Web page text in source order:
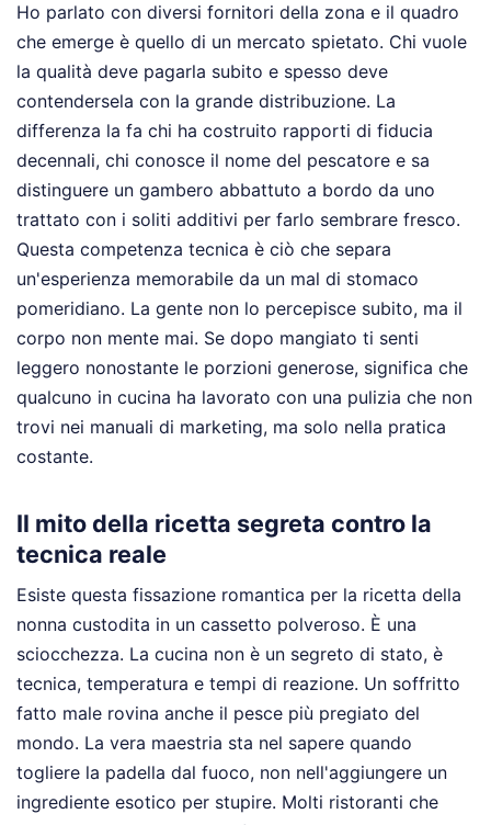
Ho parlato con diversi fornitori della zona e il quadro
che emerge è quello di un mercato spietato. Chi vuole
la qualità deve pagarla subito e spesso deve
contendersela con la grande distribuzione. La
differenza la fa chi ha costruito rapporti di fiducia
decennali, chi conosce il nome del pescatore e sa
distinguere un gambero abbattuto a bordo da uno
trattato con i soliti additivi per farlo sembrare fresco.
Questa competenza tecnica è ciò che separa
un'esperienza memorabile da un mal di stomaco
pomeridiano. La gente non lo percepisce subito, ma il
corpo non mente mai. Se dopo mangiato ti senti
leggero nonostante le porzioni generose, significa che
qualcuno in cucina ha lavorato con una pulizia che non
trovi nei manuali di marketing, ma solo nella pratica
costante.
Il mito della ricetta segreta contro la
tecnica reale
Esiste questa fissazione romantica per la ricetta della
nonna custodita in un cassetto polveroso. È una
sciocchezza. La cucina non è un segreto di stato, è
tecnica, temperatura e tempi di reazione. Un soffritto
fatto male rovina anche il pesce più pregiato del
mondo. La vera maestria sta nel sapere quando
togliere la padella dal fuoco, non nell'aggiungere un
ingrediente esotico per stupire. Molti ristoranti che